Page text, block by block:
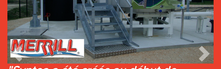
Previous Next